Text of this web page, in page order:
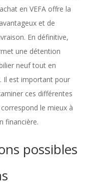
en VEFA offre la
et de
En définitive,
une détention
neuf tout en
Il est important pour
ces différentes
le mieux à
financière.
possibles